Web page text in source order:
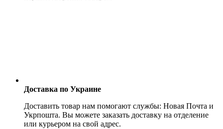
Доставка по Украине
Доставить товар нам помогают службы: Новая Почта и
Укрпошта. Вы можете заказать доставку на отделение
или курьером на свой адрес.